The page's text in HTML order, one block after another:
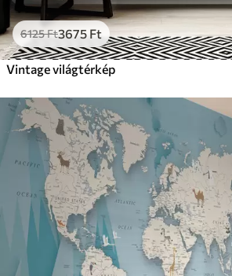
6125Ft3675 Ft
Vintage világtérkép